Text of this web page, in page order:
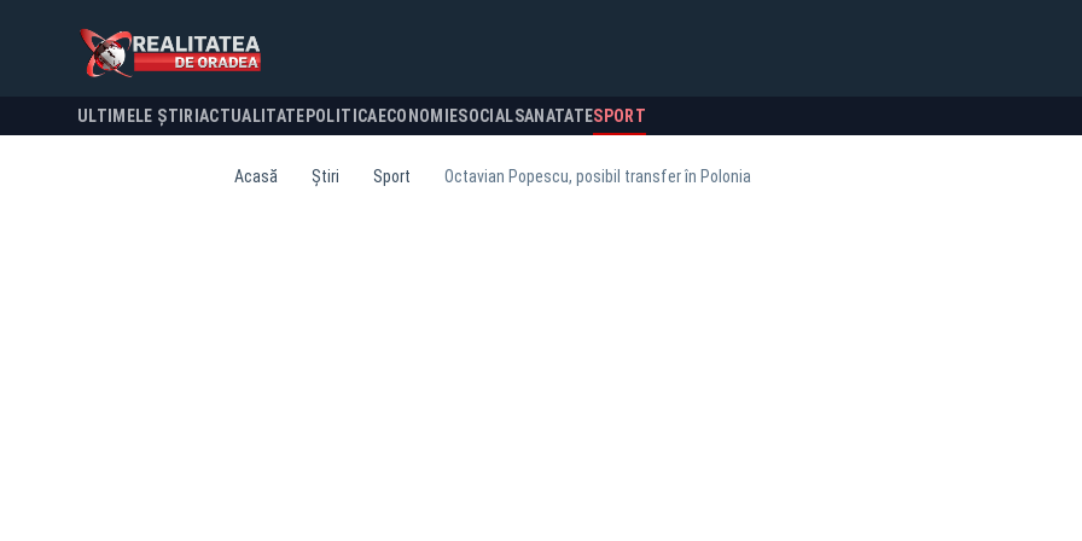
ULTIMELE ȘTIRI ACTUALITATE POLITICA ECONOMIESOCIALSANATATESPORT
Acasă Știri Sport Octavian Popescu, posibil transfer în Polonia